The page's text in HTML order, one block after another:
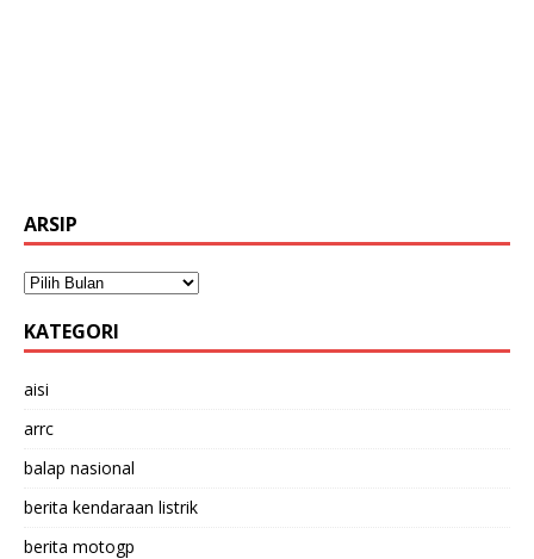
ARSIP
KATEGORI
aisi
arrc
balap nasional
berita kendaraan listrik
berita motogp